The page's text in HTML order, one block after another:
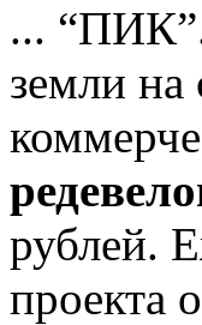
... “ПИК”.
земли на
рублей.
проекта